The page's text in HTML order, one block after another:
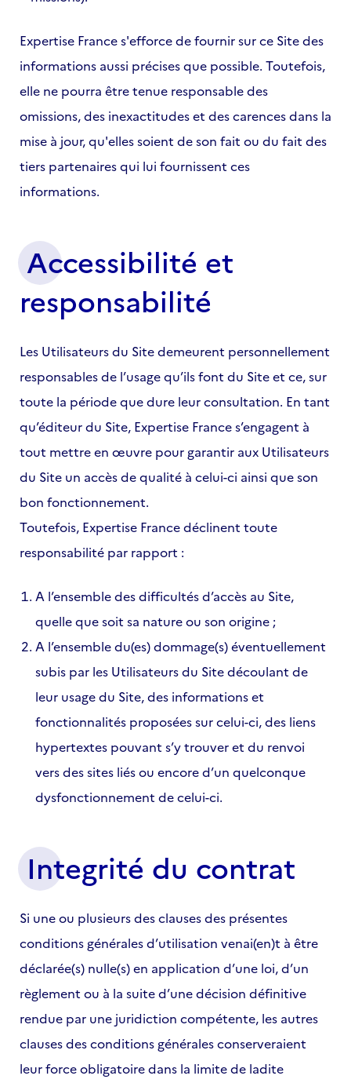
Expertise France s'efforce de fournir sur ce Site des
informations aussi précises que possible. Toutefois,
elle ne pourra être tenue responsable des
omissions, des inexactitudes et des carences dans la
mise à jour, qu'elles soient de son fait ou du fait des
tiers partenaires qui lui fournissent ces
informations.
Accessibilité et
responsabilité
Les Utilisateurs du Site demeurent personnellement
responsables de l’usage qu’ils font du Site et ce, sur
toute la période que dure leur consultation. En tant
qu’éditeur du Site, Expertise France s’engagent à
tout mettre en œuvre pour garantir aux Utilisateurs
du Site un accès de qualité à celui-ci ainsi que son
bon fonctionnement.
Toutefois, Expertise France déclinent toute
responsabilité par rapport :
A l’ensemble des difficultés d’accès au Site,
quelle que soit sa nature ou son origine ;
A l’ensemble du(es) dommage(s) éventuellement
subis par les Utilisateurs du Site découlant de
leur usage du Site, des informations et
fonctionnalités proposées sur celui-ci, des liens
hypertextes pouvant s’y trouver et du renvoi
vers des sites liés ou encore d’un quelconque
dysfonctionnement de celui-ci.
Integrité du contrat
Si une ou plusieurs des clauses des présentes
conditions générales d’utilisation venai(en)t à être
déclarée(s) nulle(s) en application d’une loi, d’un
règlement ou à la suite d’une décision définitive
rendue par une juridiction compétente, les autres
clauses des conditions générales conserveraient
leur force obligatoire dans la limite de ladite